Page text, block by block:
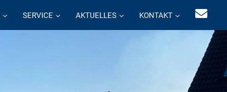
SERVICE AKTUELLES KONTAKT